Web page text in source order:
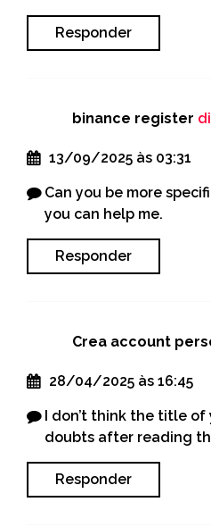
Responder
binance register
13/09/2025 às 03:31
Can you be more
you can help me.
Responder
Crea account
28/04/2025 às 16:45
I don’t think the title
doubts after reading
Responder